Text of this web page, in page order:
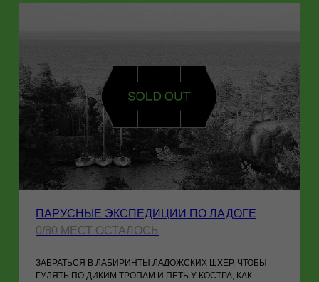
ПАРУСНЫЕ ЭКСПЕДИЦИИ ПО ЛАДОГЕ
0/80 МЕСТ ОСТАЛОСЬ
ЗАБРАТЬСЯ В ЛАБИРИНТЫ ЛАДОЖСКИХ ШХЕР, ЧТОБЫ
ГУЛЯТЬ ПО ДИКИМ ТРОПАМ И ПЕТЬ У КОСТРА, КАК